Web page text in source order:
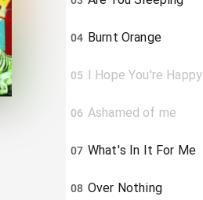
04 Burnt Orange
05 I Hope You're Happy
06 Ashamed of me
07 What's In It For Me
08 Over Nothing